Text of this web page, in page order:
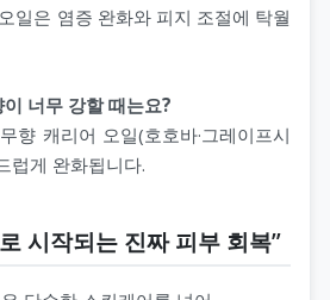
일은 염증 완화와 피지 조절에 탁월
너무 강할 때는요?
향 캐리어 오일(호호바·그레이프시
럽게 완화됩니다.
시작되는 진짜 피부 회복”